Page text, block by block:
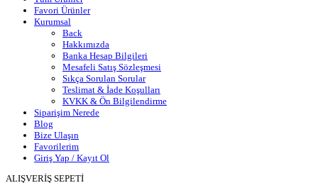
Favori Ürünler
Kurumsal
Back
Hakkımızda
Banka Hesap Bilgileri
Mesafeli Satış Sözleşmesi
Sıkça Sorulan Sorular
Teslimat & İade Koşulları
KVKK & Ön Bilgilendirme
Siparişim Nerede
Blog
Bize Ulaşın
Favorilerim
Giriş Yap / Kayıt Ol
ALIŞVERİŞ SEPETİ